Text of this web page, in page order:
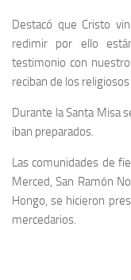
Destacó que Cristo
redimir por ello
testimonio con
reciban de los
Durante la Santa Misa
iban preparados.
Las comunidades de
Merced, San Ramón
Hongo, se hicieron
mercedarios.